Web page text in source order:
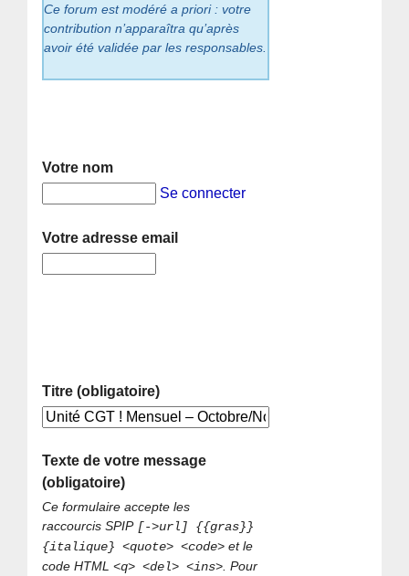
Ce forum est modéré a priori : votre
contribution n’apparaîtra qu’après
avoir été validée par les responsables.
Votre nom
Se connecter
Votre adresse email
Titre (obligatoire)
Texte de votre message
(obligatoire)
Ce formulaire accepte les
raccourcis SPIP [->url] {{gras}}
{italique} <quote> <code> et le
code HTML<q> <del> <ins>. Pour